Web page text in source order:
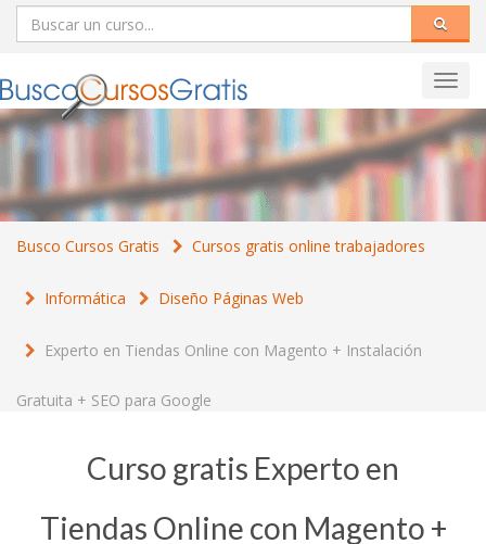
Busco Cursos Gratis Cursos gratis online trabajadores
Informática Diseño Páginas Web
Experto en Tiendas Online con Magento + Instalación
Gratuita + SEO para Google
Curso gratis Experto en
Tiendas Online con Magento +